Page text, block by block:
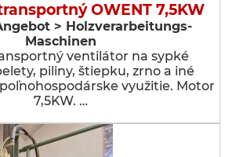
OWENT 7,5KW
> Holzverarbeitungs-
Maschinen
ventilátor na sypké
piliny, štiepku, zrno a iné
využitie. Motor
7,5KW. …